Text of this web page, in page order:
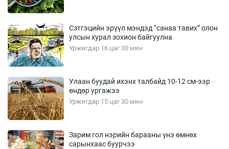
Сэтгэцийн эрүүл мэндэд “санаа тавих” олон
улсын хурал зохион байгуулна
Уржигдар 16 цаг 00 мин
Улаан буудай ихэнх талбайд 10-12 см-ээр
өндөр ургажээ
Уржигдар 15 цаг 30 мин
Зарим гол нэрийн барааны үнэ өмнөх
сарынхаас буурчээ